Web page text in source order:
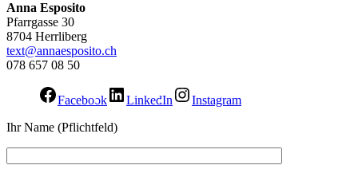
Anna Esposito
Pfarrgasse 30
8704 Herrliberg
text@annaesposito.ch
078 657 08 50
Facebook LinkedIn
Instagram
Ihr Name (Pflichtfeld)